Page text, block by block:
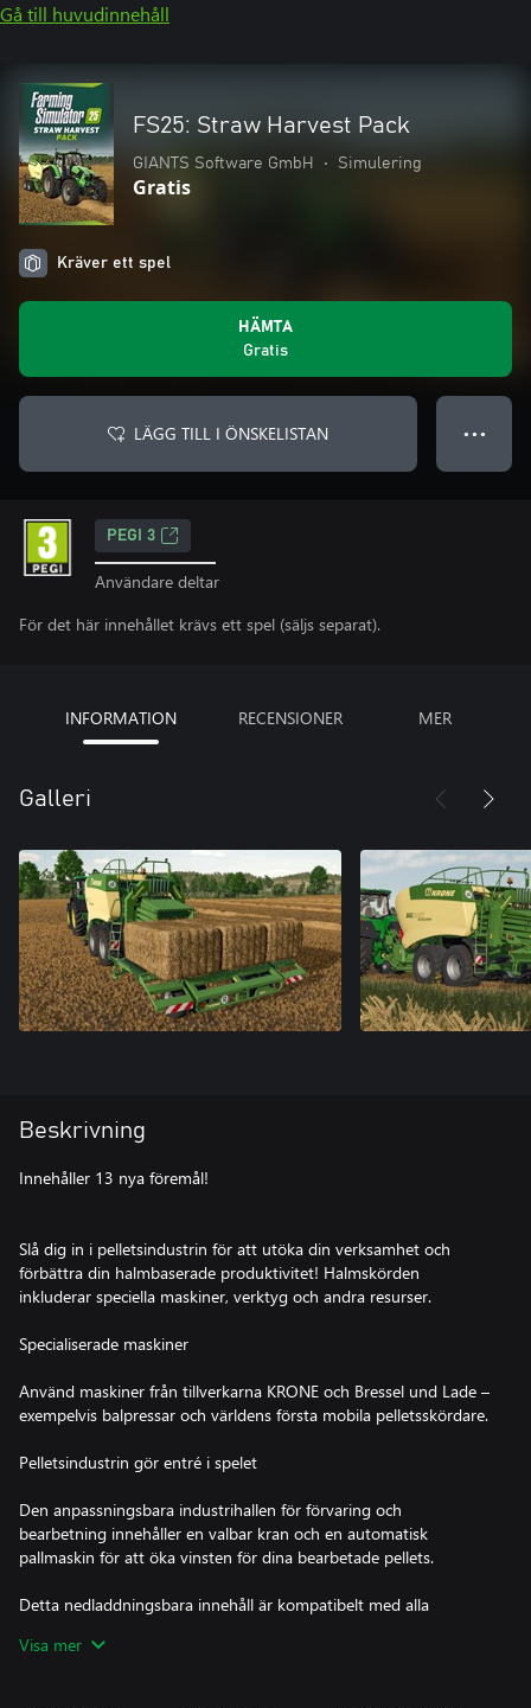
Gå till huvudinnehåll
FS25: Straw Harvest Pack
GIANTS Software GmbH • Simulering
Gratis
Kräver ett spel
HÄMTA
Gratis
LÄGG TILL I ÖNSKELISTAN ● ● ●
PEGI 3
Användare deltar
För det här innehållet krävs ett spel (säljs separat).
INFORMATION RECENSIONER MER
Galleri
Beskrivning
Innehåller 13 nya föremål!
Slå dig in i pelletsindustrin för att utöka din verksamhet och
förbättra din halmbaserade produktivitet! Halmskörden
inkluderar speciella maskiner, verktyg och andra resurser.
Specialiserade maskiner
Använd maskiner från tillverkarna KRONE och Bressel und Lade –
exempelvis balpressar och världens första mobila pelletsskördare.
Pelletsindustrin gör entré i spelet
Den anpassningsbara industrihallen för förvaring och
bearbetning innehåller en valbar kran och en automatisk
pallmaskin för att öka vinsten för dina bearbetade pellets.
Detta nedladdningsbara innehåll är kompatibelt med alla
uppåt).
Visa mer